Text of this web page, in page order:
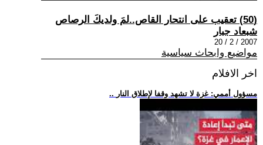
(50) تعقيب على انتحار القاص..لمَ ولديكَ الرصاص
شبعاد جبار
2007 / 2 / 20
مواضيع وابحاث سياسية
اخر الافلام
.. مسؤول أممي: غزة لا تشهد وقفا لإطلاق النار